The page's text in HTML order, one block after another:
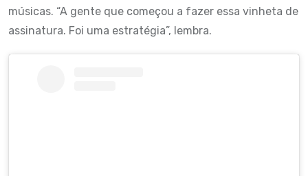
músicas. “A gente que começou a fazer essa vinheta de
assinatura. Foi uma estratégia”, lembra.